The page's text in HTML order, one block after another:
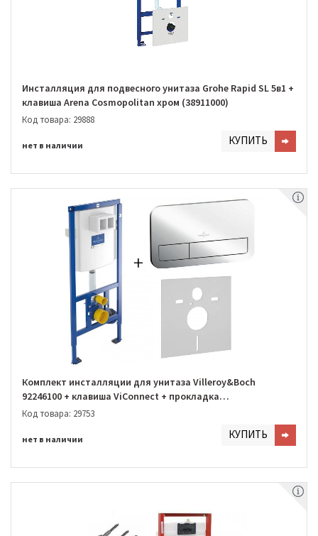
Инсталляция для подвесного унитаза Grohe Rapid SL 5в1 +
клавиша Arena Cosmopolitan хром (38911000)
Код товара: 29888
нет в наличии КУПИТЬ
Комплект инсталляции для унитаза Villeroy&Boch
92246100 + клавиша ViConnect + прокладка
(92246100+92249061+9222870)
Код товара: 29753
нет в наличии КУПИТЬ